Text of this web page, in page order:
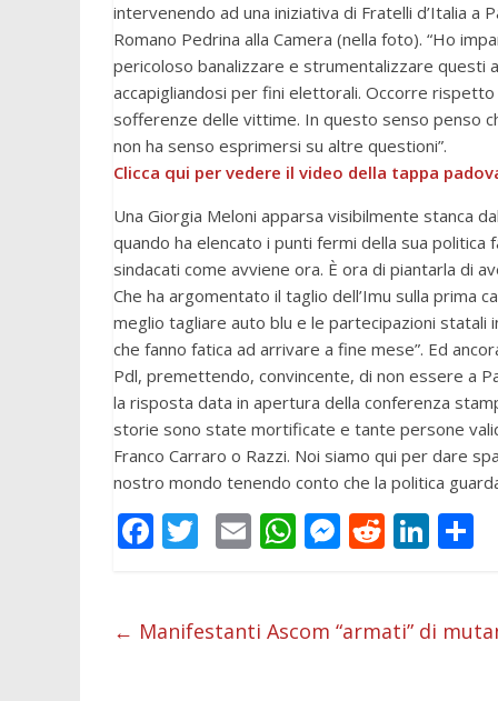
intervenendo ad una iniziativa di Fratelli d’Italia a
Romano Pedrina alla Camera (nella foto). “Ho
pericoloso banalizzare e strumentalizzare questi
accapigliandosi per fini elettorali. Occorre
sofferenze delle vittime. In questo senso penso
non ha senso esprimersi su altre questioni”.
Clicca qui per vedere il video della tappa
Una Giorgia Meloni apparsa visibilmente stanca
quando ha elencato i punti fermi della sua
sindacati come avviene ora. È ora di piantarla di
Che ha argomentato il taglio dell’Imu sulla prima
meglio tagliare auto blu e le partecipazioni
che fanno fatica ad arrivare a fine mese”. Ed
Pdl, premettendo, convincente, di non essere a
la risposta data in apertura della conferenza
storie sono state mortificate e tante persone
Franco Carraro o Razzi. Noi siamo qui per dare
nostro mondo tenendo conto che la politica
F
b
T
er
E
l
W
s
M
e
R
di
Li
e
← Manifestanti Ascom “armati” di